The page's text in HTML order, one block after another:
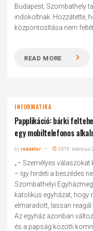
Budapest, Szombathely
indokoltnak. Hozzátette,
központosítása nem
READ MORE
INFORMATIKA
Papplikáció: bárki
egy mobiltelefonos
byredaktor 2019. március
„– Személyes
– így hirdeti a beszédes
Szombathelyi
katolikus egyházat, hogy
elmaradott, lassan
Az egyház azonban
és a papság közötti